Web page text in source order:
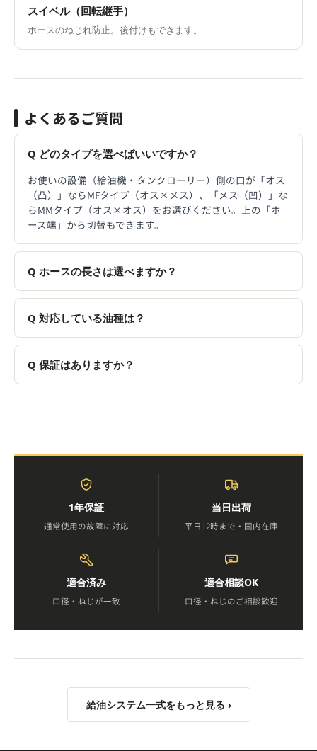
スイベル（回転継手）
ホースのねじれ防止。後付けもできます。
よくあるご質問
どのタイプを選べばいいですか？
お使いの設備（給油機・タンクローリー）側の口が「オス
（凸）」ならMFタイプ（オス×メス）、「メス（凹）」な
らMMタイプ（オス×オス）をお選びください。上の「ホ
ース端」から切替もできます。
ホースの長さは選べますか？
対応している油種は？
保証はありますか？
1年保証
通常使用の故障に対応
当日出荷
平日12時まで・国内在庫
適合済み
口径・ねじが一致
適合相談OK
口径・ねじのご相談歓迎
給油システム一式をもっと見る ›